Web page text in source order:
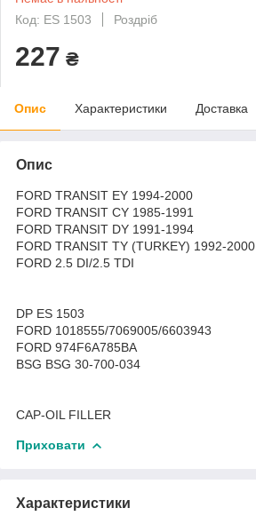
Код: ES 1503
Роздріб
227 ₴
Опис Характеристики Доставка
Опис
FORD TRANSIT EY 1994-2000
FORD TRANSIT CY 1985-1991
FORD TRANSIT DY 1991-1994
FORD TRANSIT TY (TURKEY) 1992-2000
FORD 2.5 DI/2.5 TDI
DP ES 1503
FORD 1018555/7069005/6603943
FORD 974F6A785BA
BSG BSG 30-700-034
CAP-OIL FILLER
Приховати
Характеристики